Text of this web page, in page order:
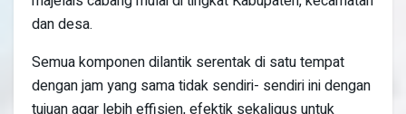
dan desa.
Semua komponen dilantik serentak di satu tempat
dengan jam yang sama tidak sendiri- sendiri ini dengan
tujuan agar lebih effisien, efektik sekaligus untuk